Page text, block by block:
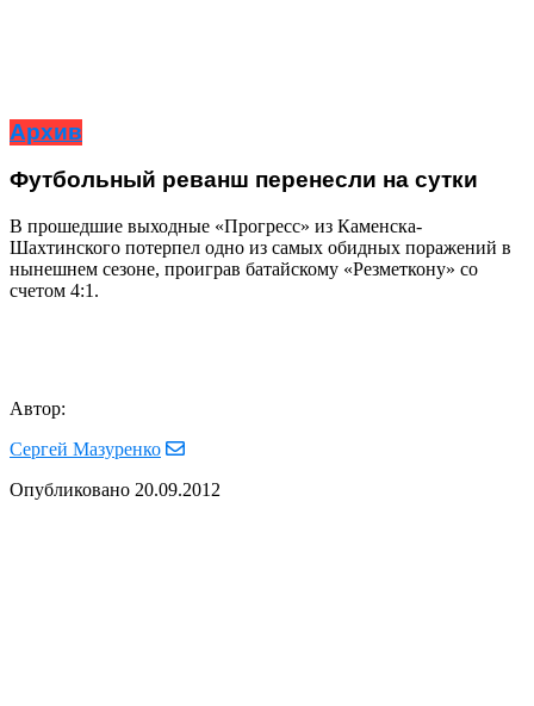
Архив
Футбольный реванш перенесли на сутки
В прошедшие выходные «Прогресс» из Каменска-
Шахтинского потерпел одно из самых обидных поражений в
нынешнем сезоне, проиграв батайскому «Резметкону» со
счетом 4:1.
Автор:
Сергей Мазуренко
Опубликовано 20.09.2012